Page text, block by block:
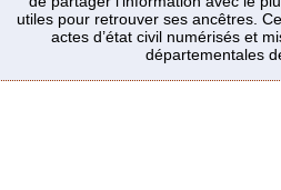
utiles pour retrouver ses ancêtres.
actes d’état civil numérisés et
départementales